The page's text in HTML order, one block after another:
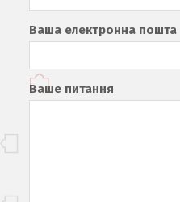
Ваша електронна пошта
Ваше питання